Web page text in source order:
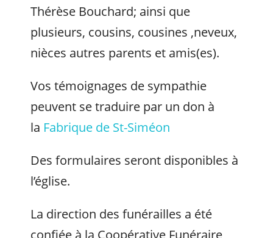
Thérèse Bouchard; ainsi que
plusieurs, cousins, cousines ,neveux,
nièces autres parents et amis(es).
Vos témoignages de sympathie
peuvent se traduire par un don à
la Fabrique de St-Siméon
Des formulaires seront disponibles à
l’église.
La direction des funérailles a été
confiée à la Coopérative Funéraire